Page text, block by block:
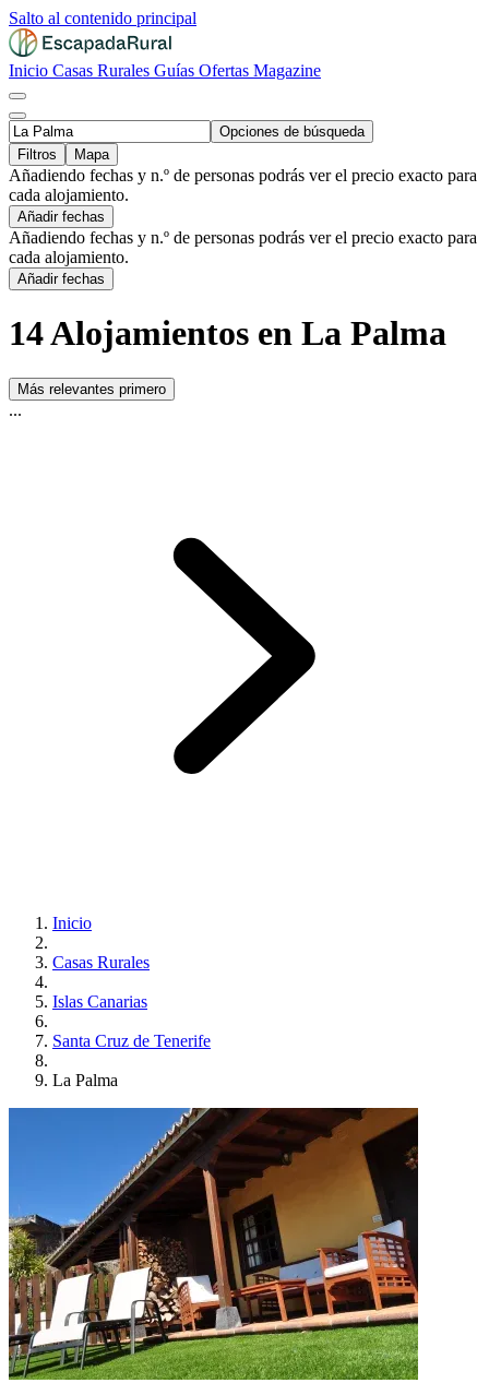
Salto al contenido principal
Inicio Casas Rurales Guías Ofertas Magazine
Opciones de búsqueda
Filtros
Mapa
Añadiendo fechas y n.º de personas podrás ver el precio exacto para
cada alojamiento.
Añadir fechas
Añadiendo fechas y n.º de personas podrás ver el precio exacto para
cada alojamiento.
Añadir fechas
14 Alojamientos en La Palma
Más relevantes primero
...
Inicio
Casas Rurales
Islas Canarias
Santa Cruz de Tenerife
La Palma